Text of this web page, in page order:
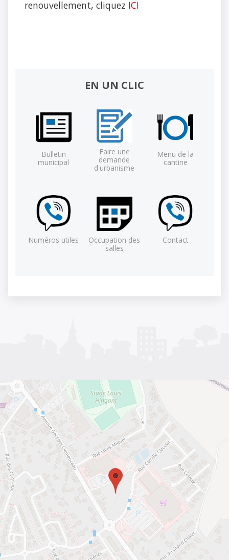
renouvellement, cliquez ICI
EN UN CLIC
Bulletin
municipal
Faire une
demande
d'urbanisme
Menu de la
cantine
Numéros utiles
Occupation des
salles
Contact